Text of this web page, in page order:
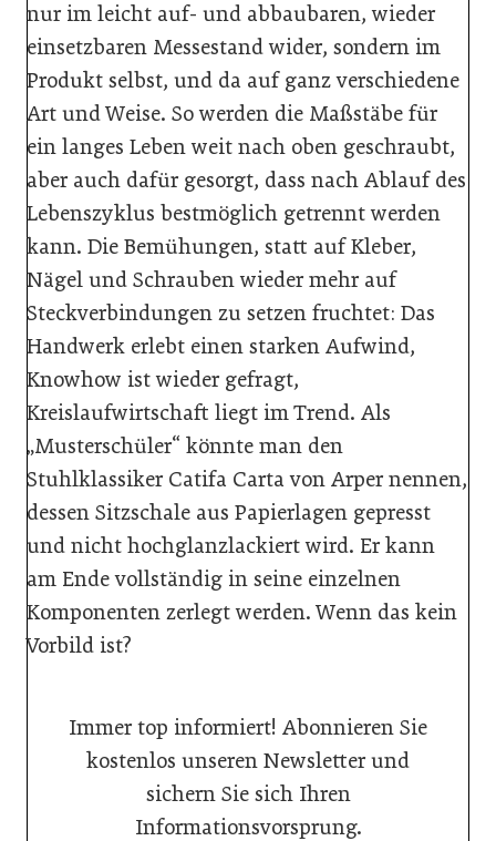
nur im leicht auf- und abbaubaren, wieder
einsetzbaren Messestand wider, sondern im
Produkt selbst, und da auf ganz verschiedene
Art und Weise. So werden die Maßstäbe für
ein langes Leben weit nach oben geschraubt,
aber auch dafür gesorgt, dass nach Ablauf des
Lebenszyklus bestmöglich getrennt werden
kann. Die Bemühungen, statt auf Kleber,
Nägel und Schrauben wieder mehr auf
Steckverbindungen zu setzen fruchtet: Das
Handwerk erlebt einen starken Aufwind,
Knowhow ist wieder gefragt,
Kreislaufwirtschaft liegt im Trend. Als
„Musterschüler“ könnte man den
Stuhlklassiker Catifa Carta von Arper nennen,
dessen Sitzschale aus Papierlagen gepresst
und nicht hochglanzlackiert wird. Er kann
am Ende vollständig in seine einzelnen
Komponenten zerlegt werden. Wenn das kein
Vorbild ist?
Immer top informiert! Abonnieren Sie
kostenlos unseren Newsletter und
sichern Sie sich Ihren
Informationsvorsprung.